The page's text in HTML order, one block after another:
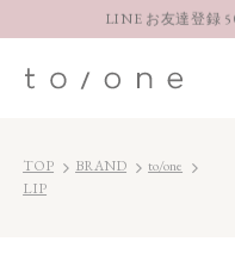
LINE お友達登録
お得な定
TOP BRAND
to/one
LIP